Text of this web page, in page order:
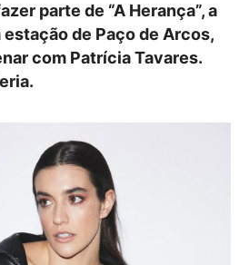
parte de “A Herança”, a
de Paço de Arcos,
com Patrícia Tavares.